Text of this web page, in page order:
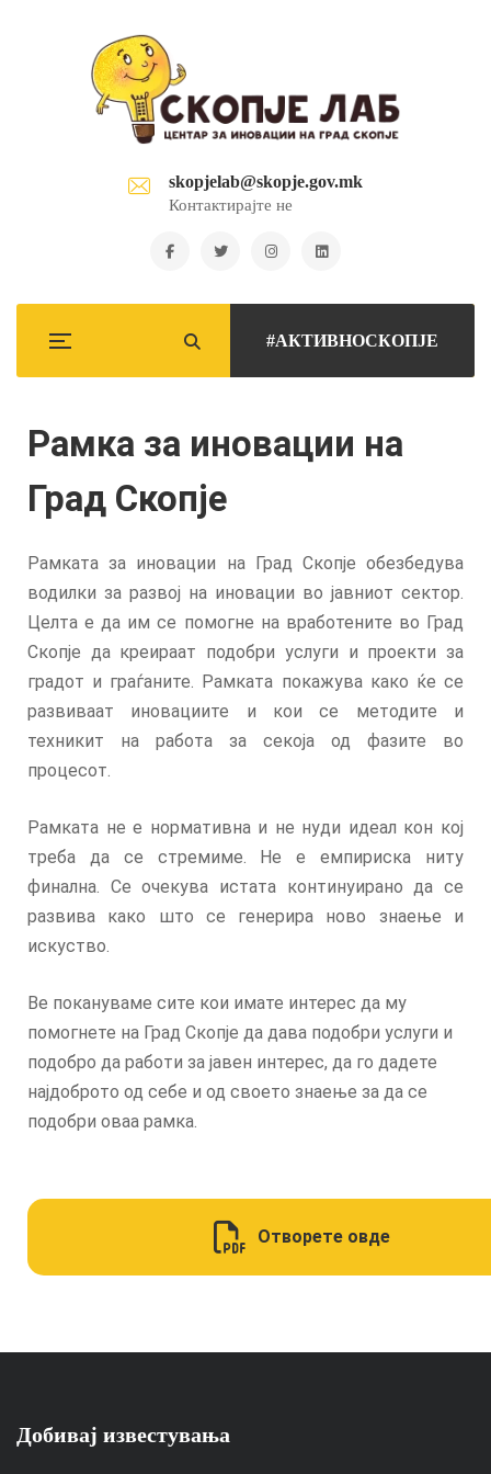
skopjelab@skopje.gov.mk
Контактирајте не
#АКТИВНОСКОПЈЕ
Рамка за иновации на
Град Скопје
Рамката за иновации на Град Скопје обезбедува
водилки за развој на иновации во јавниот сектор.
Целта е да им се помогне на вработените во Град
Скопје да креираат подобри услуги и проекти за
градот и граѓаните. Рамката покажува како ќе се
развиваат иновациите и кои се методите и
техникит на работа за секоја од фазите во
процесот.
Рамката не е нормативна и не нуди идеал кон кој
треба да се стремиме. Не е емпириска ниту
финална. Се очекува истата континуирано да се
развива како што се генерира ново знаење и
искуство.
Ве покануваме сите кои имате интерес да му
помогнете на Град Скопје да дава подобри услуги и
подобро да работи за јавен интерес, да го дадете
најдоброто од себе и од своето знаење за да се
подобри оваа рамка.
Отворете овде
Добивај известувања